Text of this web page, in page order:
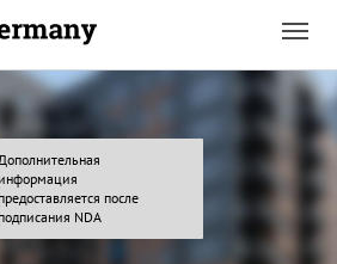
информация
предоставляется после
подписания NDA